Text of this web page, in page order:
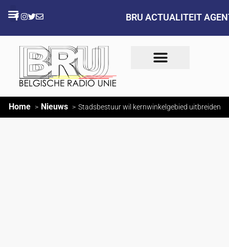
BRU ACTUALITEIT
Home Nieuws Stadsbestuur wil kernwinkelgebied uitbreiden